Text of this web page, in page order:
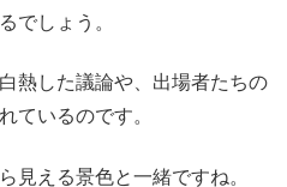
でしょう。
熱した議論や、出場者たちの
ているのです。
見える景色と一緒ですね。